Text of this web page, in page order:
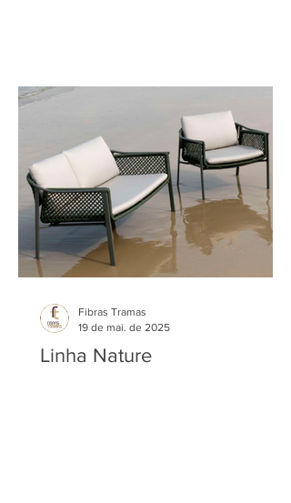
Linha Nature
Fibras Tramas
19 de mai. de 2025